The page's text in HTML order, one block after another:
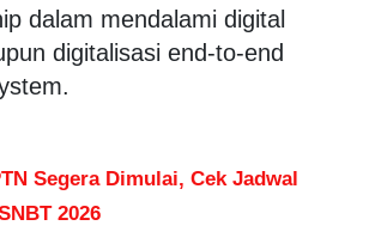
dalam mendalami digital
digitalisasi end-to-end
Segera Dimulai, Cek Jadwal
2026